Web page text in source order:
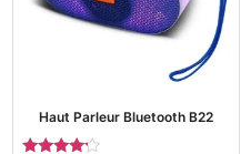
Haut Parleur Bluetooth B22